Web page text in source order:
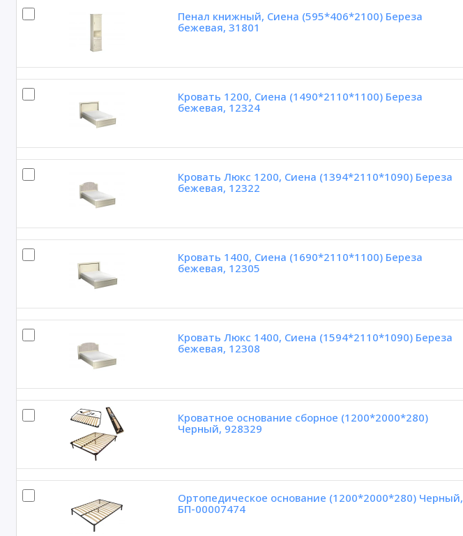
Пенал книжный, Сиена (595*406*2100) Береза
бежевая, 31801
Кровать 1200, Сиена (1490*2110*1100) Береза
бежевая, 12324
Кровать Люкс 1200, Сиена (1394*2110*1090) Береза
бежевая, 12322
Кровать 1400, Сиена (1690*2110*1100) Береза
бежевая, 12305
Кровать Люкс 1400, Сиена (1594*2110*1090) Береза
бежевая, 12308
Кроватное основание сборное (1200*2000*280)
Черный, 928329
Ортопедическое основание (1200*2000*280) Черный,
БП-00007474